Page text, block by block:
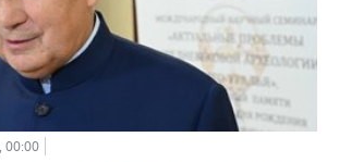
00:00